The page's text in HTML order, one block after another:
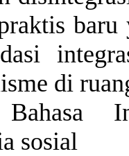
baru
di
sosial